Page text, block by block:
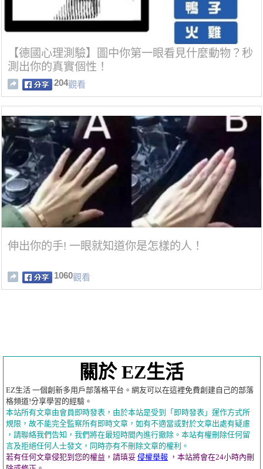
【德國心理測驗】圖中你第一眼看見什麼動物？秒
測出你的真實個性！
204觀看
伸出你的手! 一眼就知道你是怎樣的人！
1060觀看
關於 EZ生活
EZ生活 一個創新多用戶部落格平台。網友可以在這裡免費創建自己的部落
格頻道!分享學習的經驗。
本站所有文章由會員即時發表，由於本站是受到「即時發表」運作方式所
規限，故不能完全監察所有即時文章，如有不適當或對於文章出處有疑慮
，請聯絡我們告知，我們將在最短時間內進行撤除。本站有權刪除任何留
言及拒絕任何人士發文，同時亦有不刪除文章的權利。
若有任何文章侵犯到您的權益，請瑱妥 侵權舉報 ，本站將會在24小時內刪